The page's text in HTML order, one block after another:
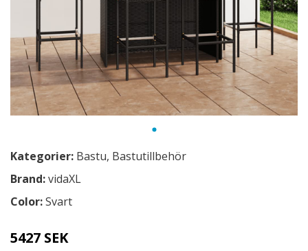
Kategorier: Bastu, Bastutillbehör
Brand:vidaXL
Color:Svart
5427 SEK